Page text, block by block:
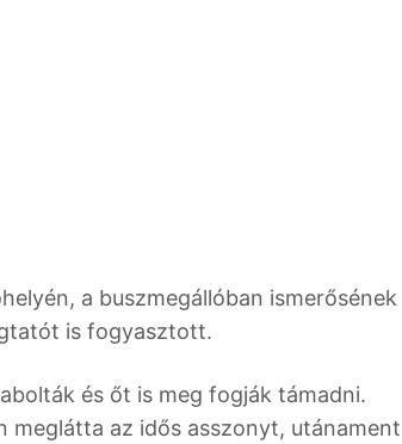
a buszmegállóban ismerősének
is fogyasztott.
és őt is meg fogják támadni.
az idős asszonyt, utánament